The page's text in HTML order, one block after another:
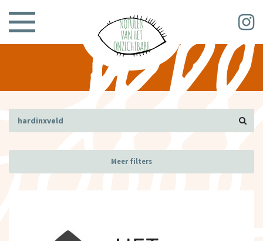
Meer filters